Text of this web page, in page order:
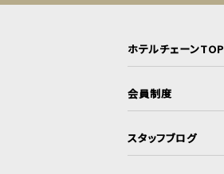
ホテルチェーンTOP
会員制度
スタッフブログ